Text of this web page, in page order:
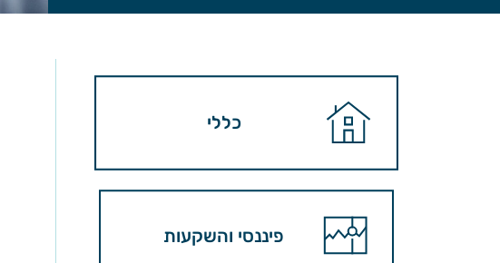
כללי
פיננסי והשקעות